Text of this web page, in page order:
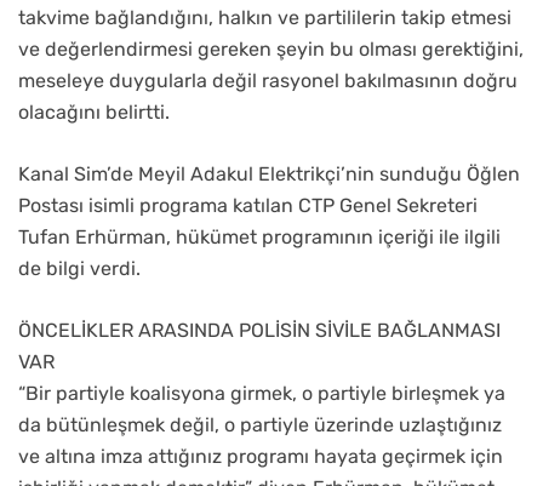
takvime bağlandığını, halkın ve partililerin takip etmesi
ve değerlendirmesi gereken şeyin bu olması gerektiğini,
meseleye duygularla değil rasyonel bakılmasının doğru
olacağını belirtti.
Kanal Sim’de Meyil Adakul Elektrikçi’nin sunduğu Öğlen
Postası isimli programa katılan CTP Genel Sekreteri
Tufan Erhürman, hükümet programının içeriği ile ilgili
de bilgi verdi.
ÖNCELİKLER ARASINDA POLİSİN SİVİLE BAĞLANMASI
VAR
“Bir partiyle koalisyona girmek, o partiyle birleşmek ya
da bütünleşmek değil, o partiyle üzerinde uzlaştığınız
ve altına imza attığınız programı hayata geçirmek için